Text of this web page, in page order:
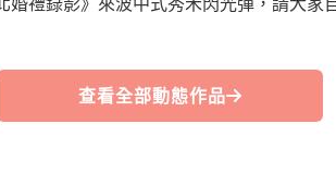
查看全部動態作品